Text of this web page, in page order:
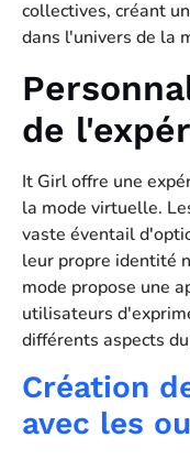
collectives, créant
dans l'univers de la
de
It Girl offre une
la mode virtuelle.
vaste éventail
leur propre identité
mode propose une
utilisateurs
différents aspects
Création
avec les